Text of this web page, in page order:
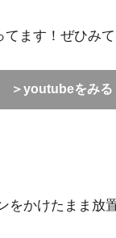
てます！ぜひみて
＞youtubeをみる
をかけたまま放